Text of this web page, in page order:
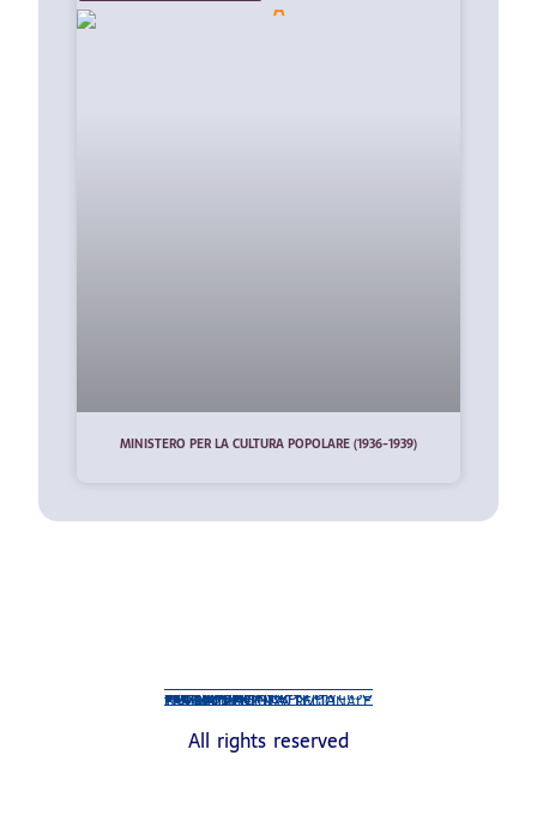
MINISTERO PER LA CULTURA POPOLARE (1936-1939)
GUARDARE IN MODO DIVERSO
PERSONAGGI
POLITICI ITALIANI
POLITICI STRANIERI
NON POLITICI
PER MATERIE DI ATTIVITÀ
PER PROVENIENZA REGIONALE
TEMATICHE
All rights reserved